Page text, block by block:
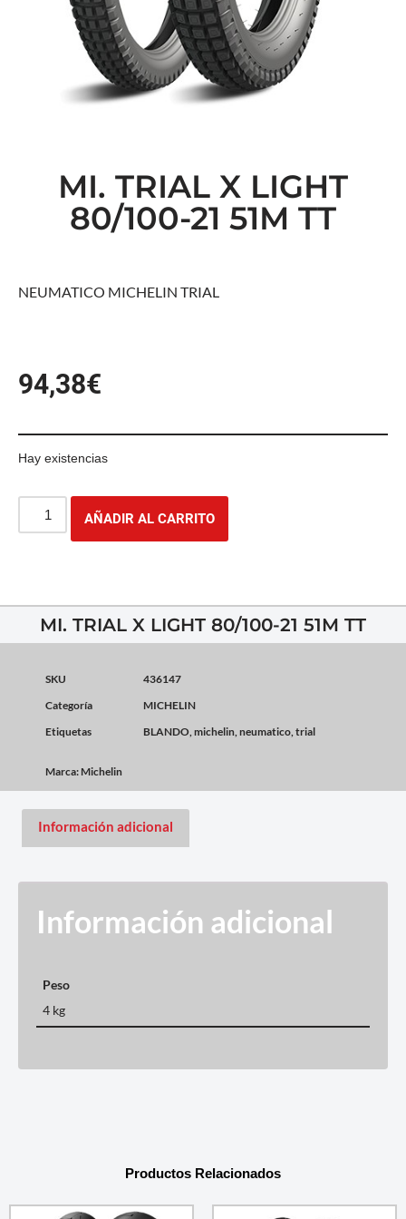
MI. TRIAL X LIGHT
80/100-21 51M TT
NEUMATICO MICHELIN TRIAL
94,38€
Hay existencias
AÑADIR AL CARRITO
MI. TRIAL X LIGHT 80/100-21 51M TT
SKU
436147
Categoría
MICHELIN
Etiquetas
BLANDO michelin neumatico trial
Marca: Michelin
Información adicional
Información adicional
Peso
4 kg
Productos Relacionados